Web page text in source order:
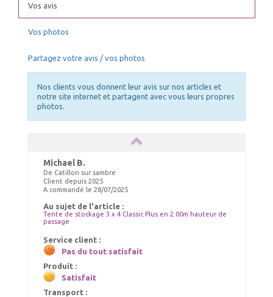
NETTOYANT PVC
39.00 € TTC livré
43.00 €
Ajout panier
150.00 €
Ajout panier
ELASTIQUES LONGS
Choix Coloris : Blanc, Quantités : 50
55.00 € TTC livré
59.00 €
Ajout panier
Vos avis
Vos photos
Partagez votre avis / vos photos
Nos clients vous donnent leur avis sur nos articles et
notre site internet et partagent avec vous leurs propres
photos.
Michael B.
De Catillon sur sambre
Client depuis 2025
A commandé le 28/07/2025
Au sujet de l'article :
Tente de stockage 3 x 4 Classic Plus en 2.00m hauteur de
passage
Service client :
Pas du tout satisfait
Produit :
Satisfait
Transport :